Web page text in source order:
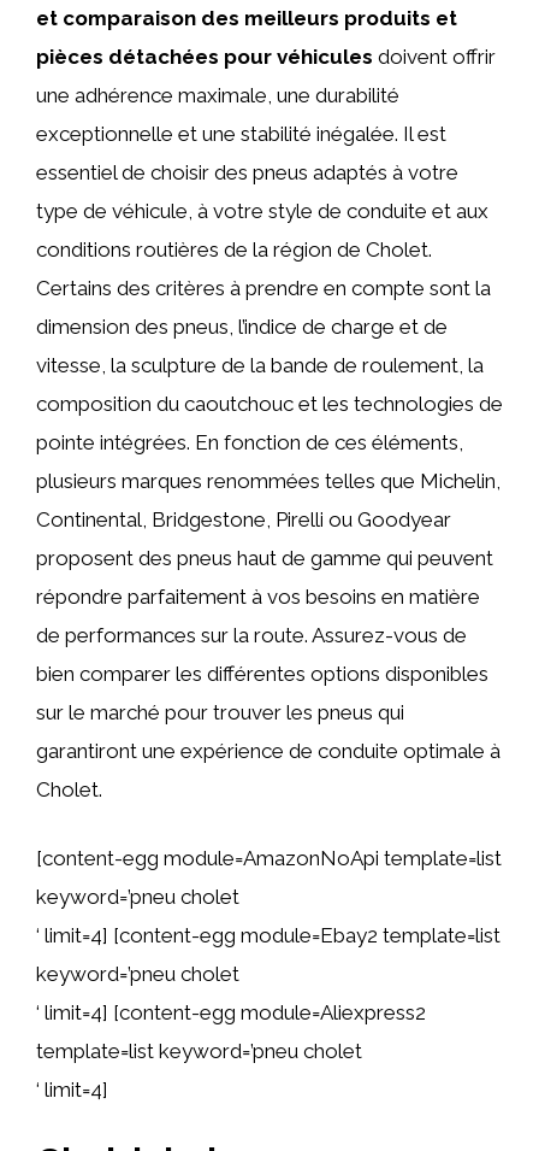
et comparaison des meilleurs produits et
pièces détachées pour véhicules doivent offrir
une adhérence maximale, une durabilité
exceptionnelle et une stabilité inégalée. Il est
essentiel de choisir des pneus adaptés à votre
type de véhicule, à votre style de conduite et aux
conditions routières de la région de Cholet.
Certains des critères à prendre en compte sont la
dimension des pneus, l’indice de charge et de
vitesse, la sculpture de la bande de roulement, la
composition du caoutchouc et les technologies de
pointe intégrées. En fonction de ces éléments,
plusieurs marques renommées telles que Michelin,
Continental, Bridgestone, Pirelli ou Goodyear
proposent des pneus haut de gamme qui peuvent
répondre parfaitement à vos besoins en matière
de performances sur la route. Assurez-vous de
bien comparer les différentes options disponibles
sur le marché pour trouver les pneus qui
garantiront une expérience de conduite optimale à
Cholet.
[content-egg module=AmazonNoApi template=list
keyword=’pneu cholet
‘ limit=4] [content-egg module=Ebay2 template=list
keyword=’pneu cholet
‘ limit=4] [content-egg module=Aliexpress2
template=list keyword=’pneu cholet
‘ limit=4]